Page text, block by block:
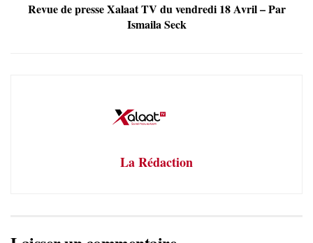
Revue de presse Xalaat TV du vendredi 18 Avril – Par
Ismaila Seck
La Rédaction